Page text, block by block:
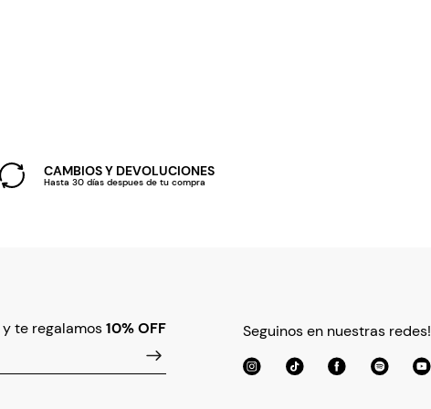
CAMBIOS Y DEVOLUCIONES
Hasta 30 días despues de tu compra
y te regalamos10% OFF Seguinos en nuestras redes!